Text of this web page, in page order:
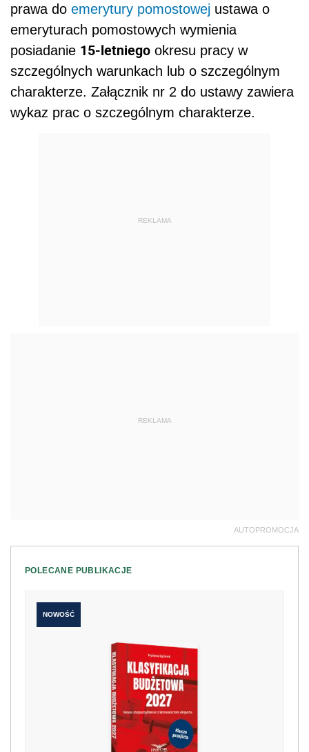
prawa do emerytury pomostowej ustawa o
emeryturach pomostowych wymienia
posiadanie 15-letniego okresu pracy w
szczególnych warunkach lub o szczególnym
charakterze. Załącznik nr 2 do ustawy zawiera
wykaz prac o szczególnym charakterze.
REKLAMA
REKLAMA
AUTOPROMOCJA
POLECANE PUBLIKACJE
NOWOŚĆ